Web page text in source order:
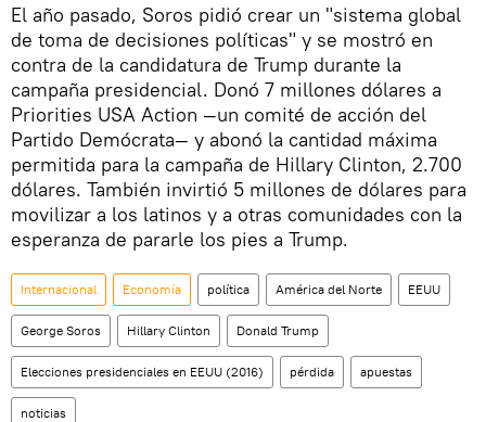
El año pasado, Soros pidió crear un "sistema global
de toma de decisiones políticas" y se mostró en
contra de la candidatura de Trump durante la
campaña presidencial. Donó 7 millones dólares a
Priorities USA Action —un comité de acción del
Partido Demócrata— y abonó la cantidad máxima
permitida para la campaña de Hillary Clinton, 2.700
dólares. También invirtió 5 millones de dólares para
movilizar a los latinos y a otras comunidades con la
esperanza de pararle los pies a Trump.
Internacional Economía política América del Norte EEUU
George Soros Hillary Clinton Donald Trump
Elecciones presidenciales en EEUU (2016) pérdida apuestas
noticias